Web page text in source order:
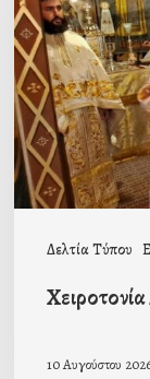
Δελτία Τύπου
Συκέα
10 Αυγούστου